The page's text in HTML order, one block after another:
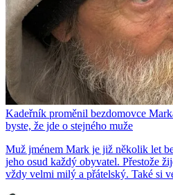
Kadeřník proměnil bezdomovce
byste, že jde o stejného muže
Muž jménem Mark je již několik let
jeho osud každý obyvatel. Přestože
vždy velmi milý a přátelský. Také si